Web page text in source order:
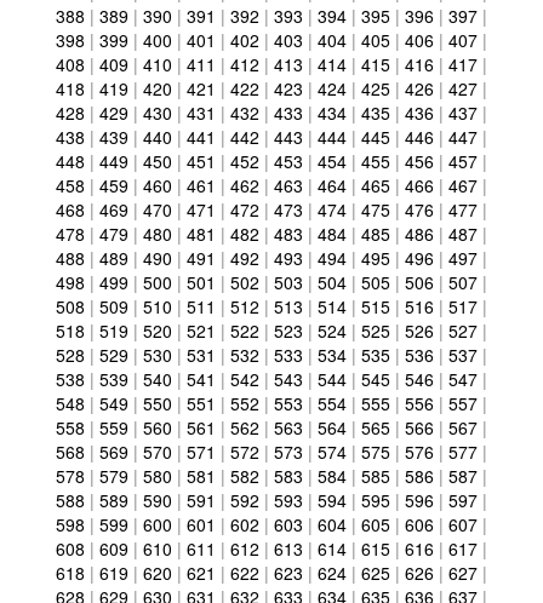
388 | 389 | 390 | 391 | 392 | 393 | 394 | 395 | 396 | 397 |
398 | 399 | 400 | 401 | 402 | 403 | 404 | 405 | 406 | 407 |
408 | 409 | 410 | 411 | 412 | 413 | 414 | 415 | 416 | 417 |
418 | 419 | 420 | 421 | 422 | 423 | 424 | 425 | 426 | 427 |
428 | 429 | 430 | 431 | 432 | 433 | 434 | 435 | 436 | 437 |
438 | 439 | 440 | 441 | 442 | 443 | 444 | 445 | 446 | 447 |
448 | 449 | 450 | 451 | 452 | 453 | 454 | 455 | 456 | 457 |
458 | 459 | 460 | 461 | 462 | 463 | 464 | 465 | 466 | 467 |
468 | 469 | 470 | 471 | 472 | 473 | 474 | 475 | 476 | 477 |
478 | 479 | 480 | 481 | 482 | 483 | 484 | 485 | 486 | 487 |
488 | 489 | 490 | 491 | 492 | 493 | 494 | 495 | 496 | 497 |
498 | 499 | 500 | 501 | 502 | 503 | 504 | 505 | 506 | 507 |
508 | 509 | 510 | 511 | 512 | 513 | 514 | 515 | 516 | 517 |
518 | 519 | 520 | 521 | 522 | 523 | 524 | 525 | 526 | 527 |
528 | 529 | 530 | 531 | 532 | 533 | 534 | 535 | 536 | 537 |
538 | 539 | 540 | 541 | 542 | 543 | 544 | 545 | 546 | 547 |
548 | 549 | 550 | 551 | 552 | 553 | 554 | 555 | 556 | 557 |
558 | 559 | 560 | 561 | 562 | 563 | 564 | 565 | 566 | 567 |
568 | 569 | 570 | 571 | 572 | 573 | 574 | 575 | 576 | 577 |
578 | 579 | 580 | 581 | 582 | 583 | 584 | 585 | 586 | 587 |
588 | 589 | 590 | 591 | 592 | 593 | 594 | 595 | 596 | 597 |
598 | 599 | 600 | 601 | 602 | 603 | 604 | 605 | 606 | 607 |
608 | 609 | 610 | 611 | 612 | 613 | 614 | 615 | 616 | 617 |
618 | 619 | 620 | 621 | 622 | 623 | 624 | 625 | 626 | 627 |
628 | 629 | 630 | 631 | 632 | 633 | 634 | 635 | 636 | 637 |